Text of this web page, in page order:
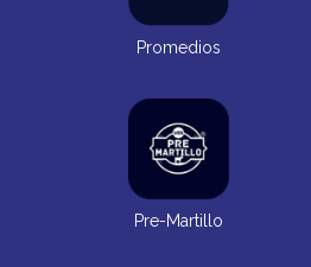
Promedios
Pre-Martillo